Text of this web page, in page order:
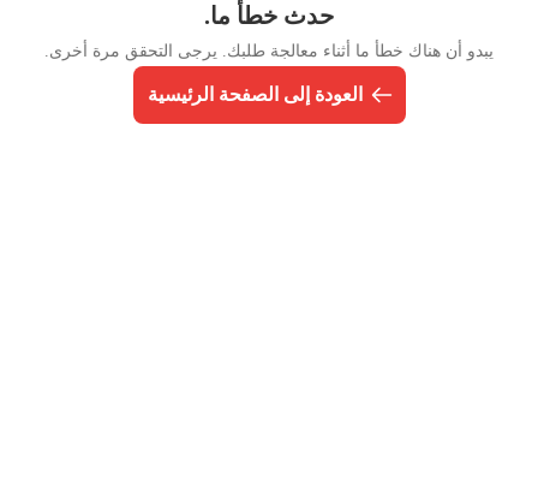
حدث خطأ ما.
يبدو أن هناك خطأ ما أثناء معالجة طلبك. يرجى التحقق مرة أخرى.
العودة إلى الصفحة الرئيسية